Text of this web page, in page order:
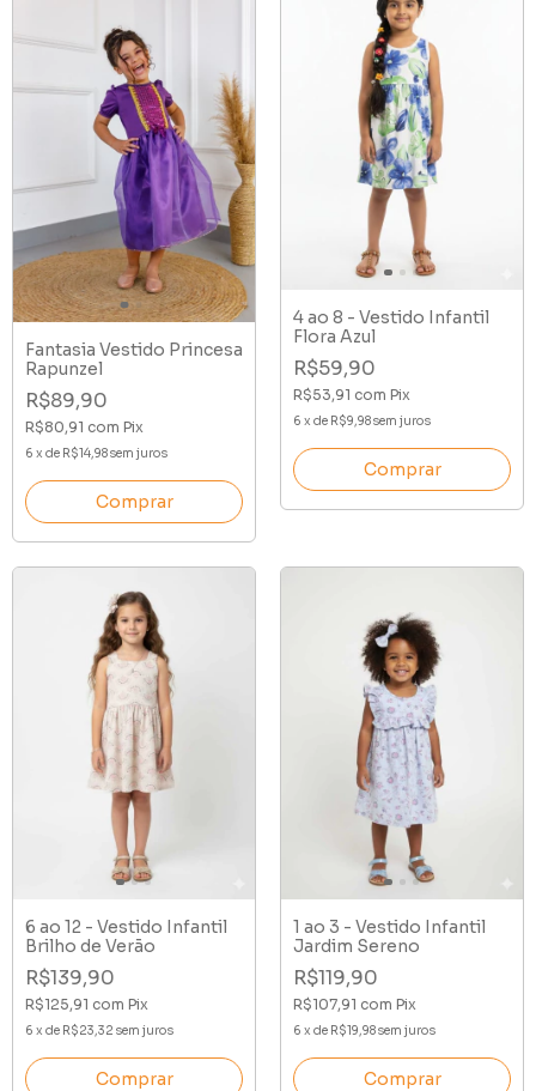
Fantasia Vestido Princesa
Rapunzel
R$89,90
R$80,91 com Pix
6 x de R$14,98sem juros
Comprar
4 ao 8 - Vestido Infantil
Flora Azul
R$59,90
R$53,91 com Pix
6 x de R$9,98sem juros
Comprar
6 ao 12 - Vestido Infantil
Brilho de Verão
R$139,90
R$125,91 com Pix
6 x de R$23,32 sem juros
Comprar
1 ao 3 - Vestido Infantil
Jardim Sereno
R$119,90
R$107,91 com Pix
6 x de R$19,98sem juros
Comprar